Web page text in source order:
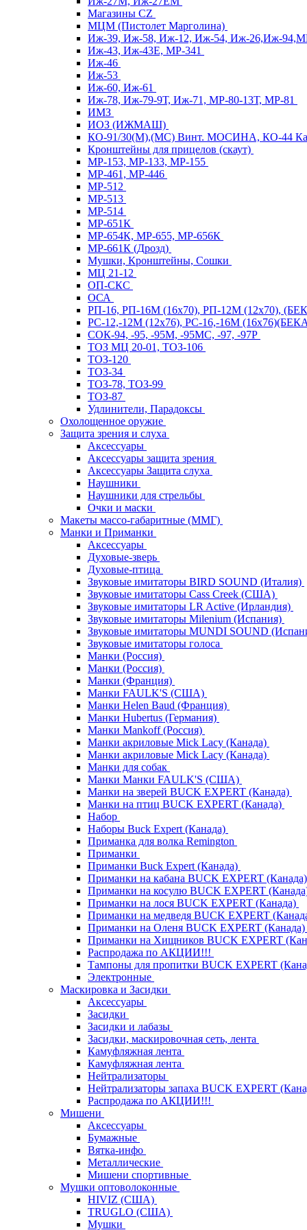
Магазины CZ
МЦМ (Пистолет Марголина)
Иж-39, Иж-58, Иж-12, Иж-54, Иж-26,Иж-
Иж-43, Иж-43Е, МР-341
Иж-46
Иж-53
Иж-60, Иж-61
Иж-78, Иж-79-9Т, Иж-71, МР-80-13Т, МР-81
ИМЗ
ИОЗ (ИЖМАШ)
КО-91/30(М),(МС) Винт. МОСИНА, КО-44
Кронштейны для прицелов (скаут)
МР-153, МР-133, МР-155
МР-461, МР-446
МР-512
МР-513
МР-514
МР-651К
МР-654К, МР-655, МР-656К
МР-661К (Дрозд)
Мушки, Кронштейны, Сошки
МЦ 21-12
ОП-СКС
ОСА
РП-16, РП-16М (16х70), РП-12М (12х70),
РС-12,-12М (12х76), РС-16,-16М
СОК-94, -95, -95М, -95МС, -97, -97Р
ТОЗ МЦ 20-01, ТОЗ-106
ТОЗ-120
ТОЗ-34
ТОЗ-78, ТОЗ-99
ТОЗ-87
Удлинители, Парадоксы
Охолощенное оружие
Защита зрения и слуха
Аксессуары
Аксессуары защита зрения
Аксессуары Защита слуха
Наушники
Наушники для стрельбы
Очки и маски
Макеты массо-габаритные (ММГ)
Манки и Приманки
Аксессуары
Духовые-зверь
Духовые-птица
Звуковые имитаторы BIRD SOUND (Италия)
Звуковые имитаторы Cass Creek (США)
Звуковые имитаторы LR Active (Ирландия)
Звуковые имитаторы Milenium (Испания)
Звуковые имитаторы MUNDI SOUND
Звуковые имитаторы голоса
Манки (Россия)
Манки (Россия)
Манки (Франция)
Манки FAULK'S (США)
Манки Helen Baud (Франция)
Манки Hubertus (Германия)
Манки Mankoff (Россия)
Манки акриловые Mick Lacy (Канада)
Манки акриловые Mick Lacy (Канада)
Манки для собак
Манки Манки FAULK'S (США)
Манки на зверей BUCK EXPERT (Канада)
Манки на птиц BUCK EXPERT (Канада)
Набор
Наборы Buck Expert (Канада)
Приманка для волка Remington
Приманки
Приманки Buck Expert (Канада)
Приманки на кабана BUCK EXPERT (Канада)
Приманки на косулю BUCK EXPERT
Приманки на лося BUCK EXPERT (Канада)
Приманки на медведя BUCK EXPERT
Приманки на Оленя BUCK EXPERT (Канада)
Приманки на Хищников BUCK EXPERT
Распродажа по АКЦИИ!!!
Тампоны для пропитки BUCK EXPERT
Электронные
Маскировка и Засидки
Аксессуары
Засидки
Засидки и лабазы
Засидки, маскировочная сеть, лента
Камуфляжная лента
Камуфляжная лента
Нейтрализаторы
Нейтрализаторы запаха BUCK EXPERT
Распродажа по АКЦИИ!!!
Мишени
Аксессуары
Бумажные
Вятка-инфо
Металлические
Мишени спортивные
Мушки оптоволоконные
HIVIZ (США)
TRUGLO (США)
Мушки